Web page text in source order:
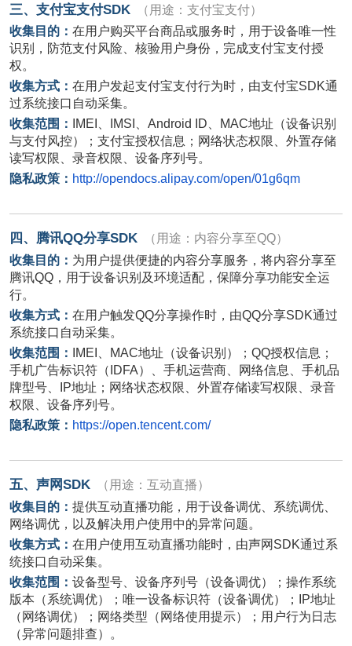
三、支付宝支付SDK
（用途：支付宝支付）
收集目的： 在用户购买平台商品或服务时，用于设备唯一性
识别，防范支付风险、核验用户身份，完成支付宝支付授
权。
收集方式： 在用户发起支付宝支付行为时，由支付宝SDK通
过系统接口自动采集。
收集范围：
IMEI IMSI Android ID MAC地址（设备识别
与支付风控）；支付宝授权信息；网络状态权限、外置存储
读写权限、录音权限、设备序列号。
隐私政策： http://opendocs.alipay.com/open/01g6qm
四、腾讯QQ分享SDK （用途：内容分享至QQ）
收集目的： 为用户提供便捷的内容分享服务，将内容分享至
腾讯QQ ，用于设备识别及环境适配，保障分享功能安全运
行。
收集方式： 在用户触发QQ分享操作时，由QQ分享SDK通过
系统接口自动采集。
收集范围：
IMEI MAC地址（设备识别）； QQ授权信息；
手机广告标识符（ IDFA）、手机运营商、网络信息、手机品
牌型号、
IP地址；网络状态权限、外置存储读写权限、录音
权限、设备序列号。
隐私政策： https://open.tencent.com/
五、声网SDK
（用途：互动直播）
收集目的： 提供互动直播功能，用于设备调优、系统调优、
网络调优，以及解决用户使用中的异常问题。
收集方式： 在用户使用互动直播功能时，由声网 SDK通过系
统接口自动采集。
收集范围： 设备型号、设备序列号（设备调优）；操作系统
版本（系统调优）；唯一设备标识符（设备调优）；
IP地址
（网络调优）；网络类型（网络使用提示）；用户行为日志
（异常问题排查）。